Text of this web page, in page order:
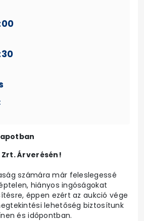
Zrt. Árverésén!
számára már feleslegessé
hiányos ingóságokat
éppen ezért az aukció vége
lehetőség biztosítunk
és időpontban.